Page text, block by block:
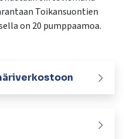
Toikansuontien
on 20 pumppaamoa.